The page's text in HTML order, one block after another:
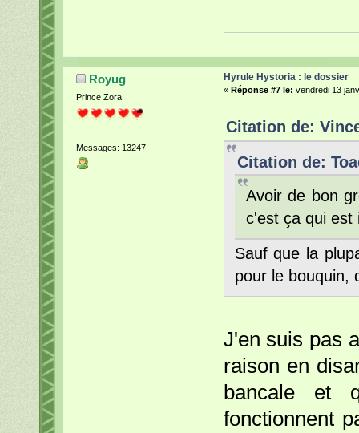
Royug
Prince Zora
Messages: 13247
Hyrule Hystoria : le dossier
« Réponse #7 le: vendredi 13
Citation de:
Citation de:
Avoir de bon
c'est ça qui est
Sauf que la
pour le
J'en suis pas
raison en
bancale et
fonctionnent